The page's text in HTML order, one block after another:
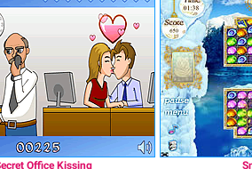
Office Kissing